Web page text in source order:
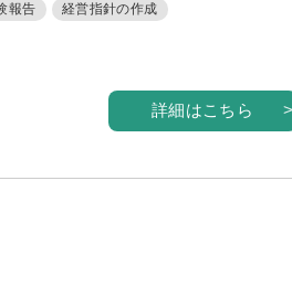
報告 経営指針の作成
詳細はこちら